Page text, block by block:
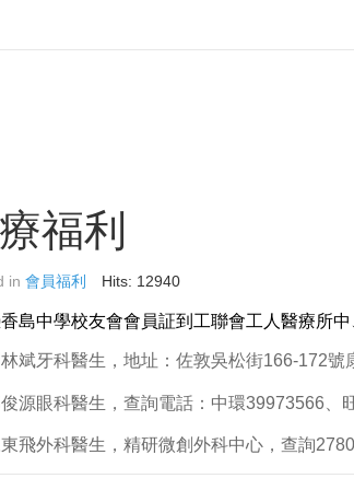
福利
in 會員福利 Hits: 12940
島中學校友會會員証到工聯會工人醫療所
斌牙科醫生，地址：佐敦吳松街166-172
源眼科醫生，查詢電話：中環39973566
飛外科醫生，精研微創外科中心，查詢